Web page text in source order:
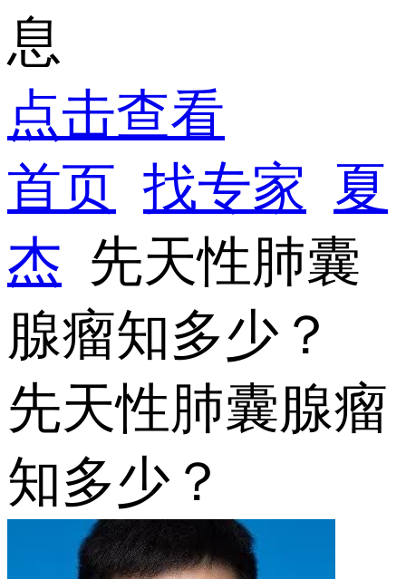
息
点击查看
首页 找专家 夏
杰 先天性肺囊
腺瘤知多少？
先天性肺囊腺瘤
知多少？